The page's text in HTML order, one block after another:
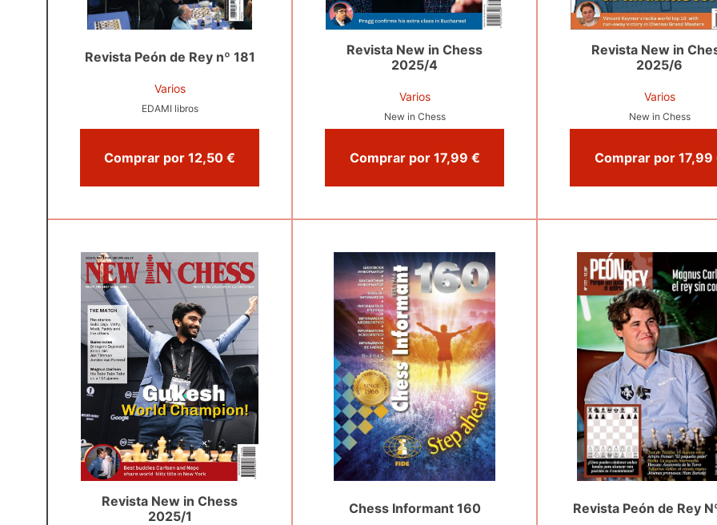
Revista Peón de Rey nº 181
Varios
EDAMI libros
Comprar por 12,50 €
Revista New in Chess
2025/4
Varios
New in Chess
Comprar por 17,99 €
Revista New in
2025/6
Varios
New in Chess
Revista New in Chess
2025/1
Chess Informant 160 Revista Peón de Rey